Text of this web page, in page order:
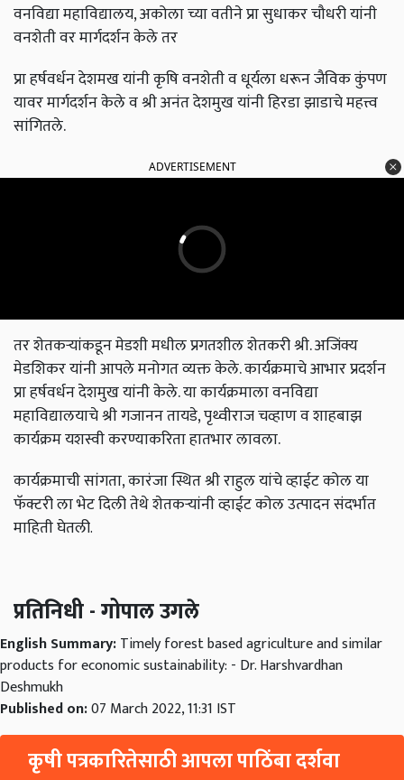
वनविद्या महाविद्यालय, अकोला च्या वतीने प्रा सुधाकर चौधरी यांनी
वनशेती वर मार्गदर्शन केले तर
प्रा हर्षवर्धन देशमख यांनी कृषि वनशेती व धूर्यला धरून जैविक कुंपण
यावर मार्गदर्शन केले व श्री अनंत देशमुख यांनी हिरडा झाडाचे महत्त्व
सांगितले.
ADVERTISEMENT
तर शेतकऱ्यांकडून मेडशी मधील प्रगतशील शेतकरी श्री. अजिंक्य
मेडशिकर यांनी आपले मनोगत व्यक्त केले. कार्यक्रमाचे आभार प्रदर्शन
प्रा हर्षवर्धन देशमुख यांनी केले. या कार्यक्रमाला वनविद्या
महाविद्यालयाचे श्री गजानन तायडे, पृथ्वीराज चव्हाण व शाहबाझ
कार्यक्रम यशस्वी करण्याकरिता हातभार लावला.
कार्यक्रमाची सांगता, कारंजा स्थित श्री राहुल यांचे व्हाईट कोल या
फॅक्टरी ला भेट दिली तेथे शेतकऱ्यांनी व्हाईट कोल उत्पादन संदर्भात
माहिती घेतली.
प्रतिनिधी - गोपाल उगले
English Summary:Timely forest based agriculture and similar
products for economic sustainability: - Dr. Harshvardhan
Deshmukh
Published on:07 March 2022, 11:31 IST
कृषी पत्रकारितेसाठी आपला पाठिंबा दर्शवा